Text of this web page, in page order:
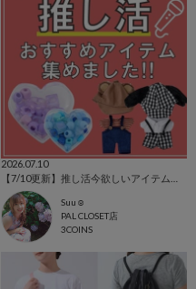
2026.07.10
Suu☺︎
PAL CLOSET店
3COINS